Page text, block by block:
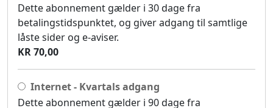
Dette abonnement gælder i 30 dage fra
betalingstidspunktet, og giver adgang til samtlige
låste sider og e-aviser.
KR 70,00
Internet - Kvartals adgang
Dette abonnement gælder i 90 dage fra